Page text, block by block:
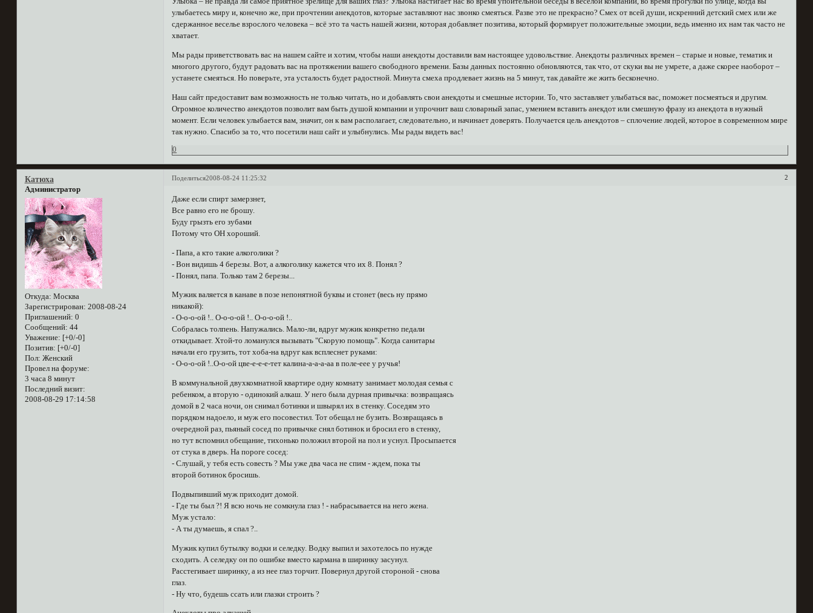
улыбаетесь миру и, конечно же, при прочтении анекдотов, которые заставляют нас звонко смеяться. Разве это не прекрасно? Смех от всей души, искренний детский смех или же
сдержанное веселье взрослого человека – всё это та часть нашей жизни, которая добавляет позитива, который формирует положительные эмоции, ведь именно их нам так часто не
хватает.
Мы рады приветствовать вас на нашем сайте и хотим, чтобы наши анекдоты доставили вам настоящее удовольствие. Анекдоты различных времен – старые и новые, тематик и
многого другого, будут радовать вас на протяжении вашего свободного времени. Базы данных постоянно обновляются, так что, от скуки вы не умрете, а даже скорее наоборот –
устанете смеяться. Но поверьте, эта усталость будет радостной. Минута смеха продлевает жизнь на 5 минут, так давайте же жить бесконечно.
Наш сайт предоставит вам возможность не только читать, но и добавлять свои анекдоты и смешные истории. То, что заставляет улыбаться вас, поможет посмеяться и другим.
Огромное количество анекдотов позволит вам быть душой компании и упрочнит ваш словарный запас, умением вставить анекдот или смешную фразу из анекдота в нужный
момент. Если человек улыбается вам, значит, он к вам располагает, следовательно, и начинает доверять. Получается цель анекдотов – сплочение людей, которое в современном мире
так нужно. Спасибо за то, что посетили наш сайт и улыбнулись. Мы рады видеть вас!
0
Поделиться 2
2008-08-24 11:25:32
Катюха
Администратор
Откуда: Москва
Зарегистрирован: 2008-08-24
Приглашений: 0
Сообщений: 44
Уважение: [+0/-0]
Позитив: [+0/-0]
Пол: Женский
Провел на форуме:
3 часа 8 минут
Последний визит:
2008-08-29 17:14:58
Даже если спиpт замеpзнет,
Все pавно его не бpошу.
Буду гpызть его зубами
Потому что ОH хоpоший.
- Папа, а кто такие алкоголики ?
- Вон видишь 4 березы. Вот, а алкоголику кажется что их 8. Понял ?
- Понял, папа. Только там 2 березы...
Мужик валяется в канаве в позе непонятной буквы и стонет (весь ну прямо
никакой):
- О-о-о-ой !.. О-о-о-ой !.. О-о-о-ой !..
Собралась толпень. Напужались. Мало-ли, вдруг мужик конкретно педали
откидывает. Хтой-то ломанулся вызывать "Скорую помощь". Когда санитары
начали его грузить, тот хоба-на вдруг как всплеснет руками:
- О-о-о-ой !..О-о-ой цве-е-е-е-тет калина-а-а-а-аа в поле-еее у ручья!
В коммунальной двухкомнатной квартире одну комнату занимает молодая семья с
ребенком, а вторую - одинокий алкаш. У него была дурная привычка: возвращаясь
домой в 2 часа ночи, он снимал ботинки и швырял их в стенку. Соседям это
порядком надоело, и муж его посовестил. Тот обещал не бузить. Возвращаясь в
очередной раз, пьяный сосед по привычке снял ботинок и бросил его в стенку,
но тут вспомнил обещание, тихонько положил второй на пол и уснул. Просыпается
от стука в дверь. На пороге сосед:
- Слушай, у тебя есть совесть ? Мы уже два часа не спим - ждем, пока ты
второй ботинок бросишь.
Подвыпивший муж приходит домой.
- Где ты был ?! Я всю ночь не сомкнула глаз ! - набрасывается на него жена.
Муж устало:
- А ты думаешь, я спал ?..
Мужик купил бутылку водки и селедку. Водку выпил и захотелось по нужде
сходить. А селедку он по ошибке вместо кармана в ширинку засунул.
Расстегивает ширинку, а из нее глаз торчит. Повернул другой стороной - снова
глаз.
- Ну что, будешь ссать или глазки строить ?